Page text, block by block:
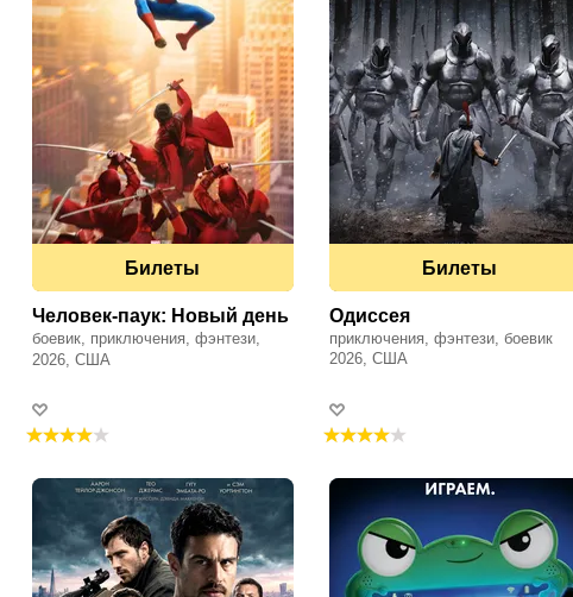
Человек-паук: Новый день
боевик, приключения, фэнтези,
фантастика
2026, США
Билеты
Одиссея
приключения, фэнтези, боевик
2026, США
Билеты